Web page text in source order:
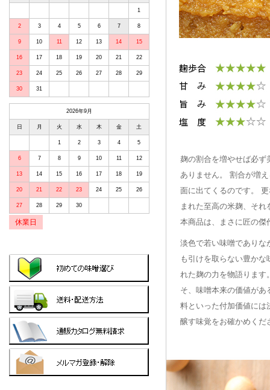
麹の割合を増やせば必ず
ありません。 割合が増
面に出てくるのです。
まれた至高の米麹、そ
本商品は、まさに匠の傑
淡色で若い味噌でありな
も引けを取らない豊か
れた麹の力を物語りま
そ、味噌本来の価値が
料といった付加価値には
醸す味覚をお確かめくだ
1
2 3 4 5 6 7 8
9 10 11 12 13 14 15
16 17 18 19 20 21 22
23 24 25 26 27 28 29
30 31
2026年9月
日 月 火 水 木 金 土
1 2 3 4 5
6 7 8 9 10 11 12
13 14 15 16 17 18 19
20 21 22 23 24 25 26
27 28 29 30
休業日